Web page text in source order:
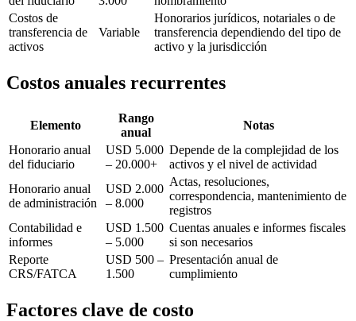
Costos de
transferencia de
activos
Variable
Honorarios jurídicos, notariales o de
transferencia dependiendo del tipo de
activo y la jurisdicción
Costos anuales recurrentes
Elemento
Rango
anual
Notas
Honorario anual
del fiduciario
USD 5.000
– 20.000+
Depende de la complejidad de los
activos y el nivel de actividad
Honorario anual
de administración
USD 2.000
– 8.000
Actas, resoluciones,
correspondencia, mantenimiento de
registros
Contabilidad e
informes
USD 1.500
– 5.000
Cuentas anuales e informes fiscales
si son necesarios
Reporte
CRS/FATCA
USD 500 –
1.500
Presentación anual de
cumplimiento
Factores clave de costo